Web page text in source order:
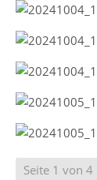
Seite 1 von 4